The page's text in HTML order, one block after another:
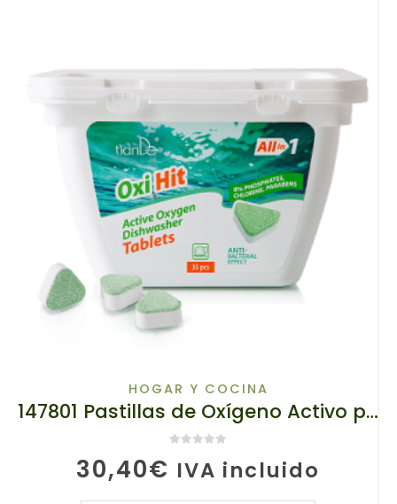
HOGAR Y COCINA
147801 Pastillas de Oxígeno Activo para Lavavajillas, Ecodeviva por TianDe, 35 x 8g, Platos impecablemente limpios
30,40€ IVA incluido